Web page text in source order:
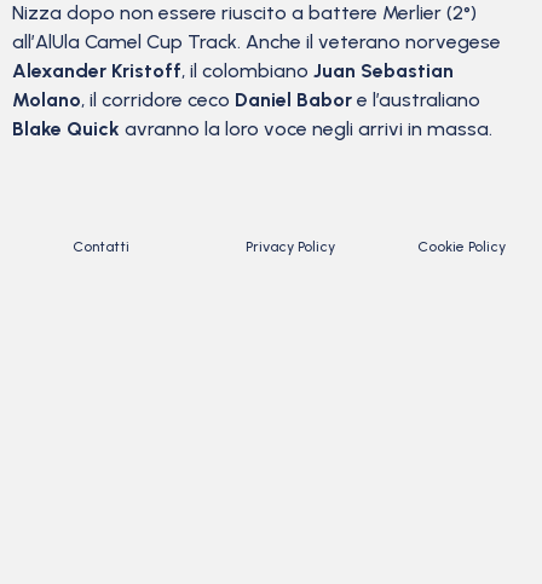
Nizza dopo non essere riuscito a battere Merlier (2°)
all’AlUla Camel Cup Track. Anche il veterano norvegese
Alexander Kristoff, il colombiano Juan Sebastian
Molano, il corridore ceco Daniel Babor e l’australiano
Blake Quick avranno la loro voce negli arrivi in ​​massa.
Contatti Privacy Policy Cookie Policy